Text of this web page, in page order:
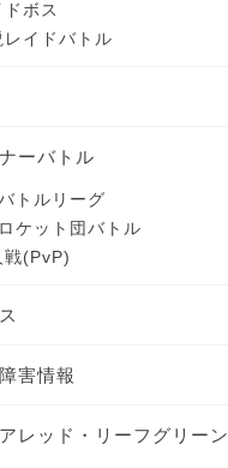
ドボス
レイドバトル
ーバトル
トルリーグ
ケット団バトル
戦(PvP)
害情報
レッド・リーフグリーン